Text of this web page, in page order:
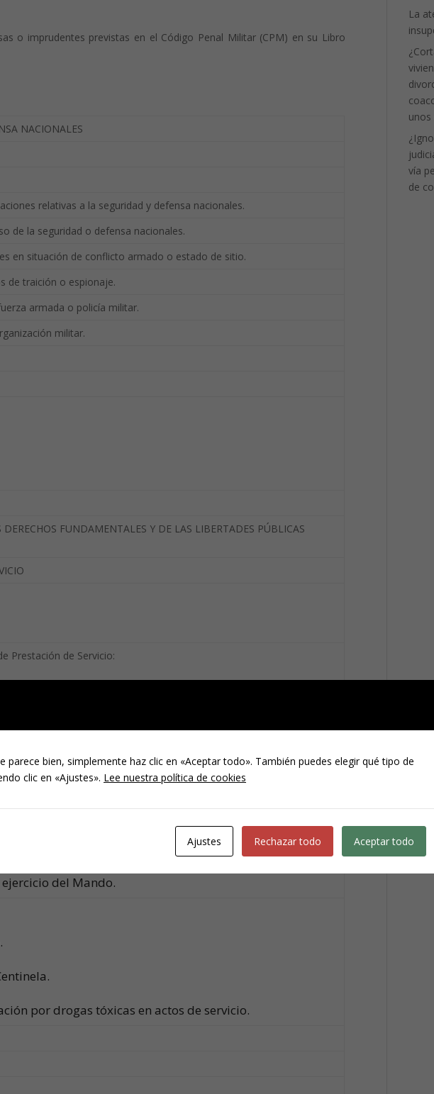
o imprudentes previstas en el Código Penal Militar (CPM) en su Libro
NACIONALES
relativas a la seguridad y defensa nacionales.
de la seguridad o defensa nacionales.
en situación de conflicto armado o estado de sitio.
de traición o espionaje.
armada o policía militar.
militar.
DERECHOS FUNDAMENTALES Y DE LAS LIBERTADES PÚBLICAS
Prestación de Servicio:
del Deber de Presencia.
Simulación para eximirse del Servicio.
inherentes al Mando.
del Mando.
por drogas tóxicas en actos de servicio.
La
unos
vía
de
parece bien, simplemente haz clic en «Aceptar todo». También puedes elegir qué tipo de
clic en «Ajustes». Lee nuestra política de cookies
Ajustes Rechazar todo Aceptar todo